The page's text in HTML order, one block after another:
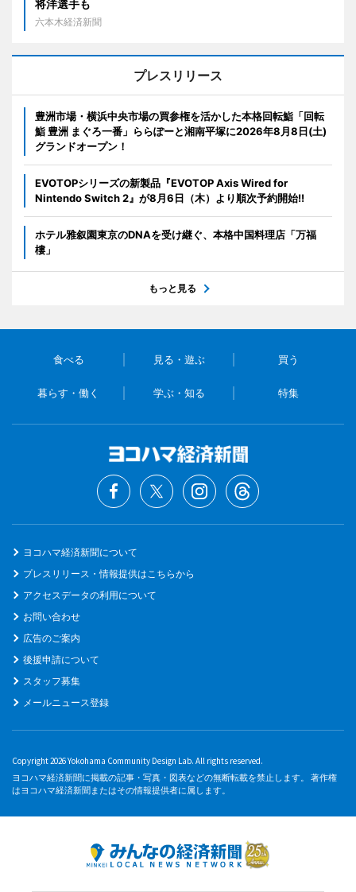
将洋選手も
六本木経済新聞
プレスリリース
豊洲市場・横浜中央市場の買参権を活かした本格回転鮨「回転
鮨 豊洲 まぐろ一番」ららぽーと湘南平塚に2026年8月8日(土)
グランドオープン！
EVOTOPシリーズの新製品『EVOTOP Axis Wired for
Nintendo Switch 2』が8月6日（木）より順次予約開始!!
ホテル雅叙園東京のDNAを受け継ぐ、本格中国料理店「万福
樓」
もっと見る
食べる 見る・遊ぶ 買う
暮らす・働く 学ぶ・知る 特集
ヨコハマ経済新聞について
プレスリリース・情報提供はこちらから
アクセスデータの利用について
お問い合わせ
広告のご案内
後援申請について
スタッフ募集
メールニュース登録
Copyright 2026 Yokohama Community Design Lab. All rights reserved.
ヨコハマ経済新聞に掲載の記事・写真・図表などの無断転載を禁止します。 著作権
はヨコハマ経済新聞またはその情報提供者に属します。